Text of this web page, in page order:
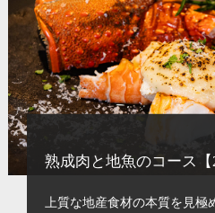
熟成肉と地魚のコース【
上質な地産食材の本質を見